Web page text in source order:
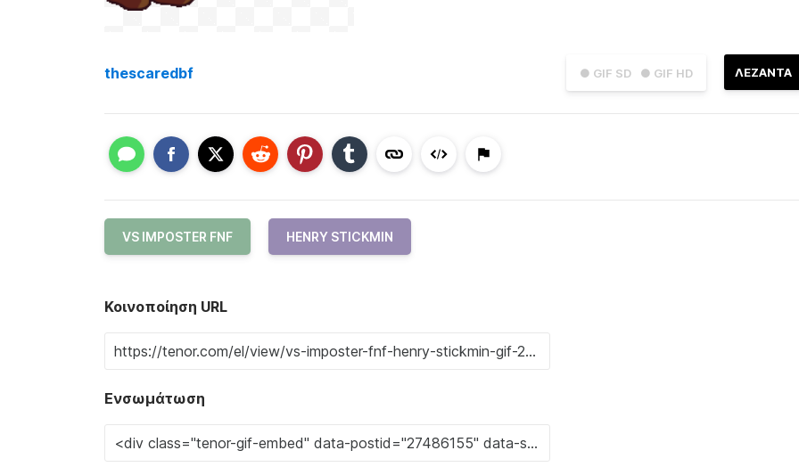
● GIF SD ● GIF HD ΛΕΖΑΝΤΑ
thescaredbf
VS IMPOSTER FNF HENRY STICKMIN
Κοινοποίηση URL
Ενσωμάτωση